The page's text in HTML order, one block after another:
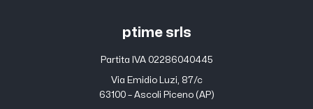
ptime srls
Partita IVA 02286040445
Via Emidio Luzi, 87/c
63100 – Ascoli Piceno (AP)